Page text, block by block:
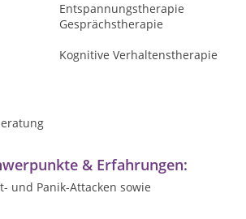
Entspannungstherapie
Gesprächstherapie
Kognitive Verhaltenstherapie
& Erfahrungen:
und Panik-Attacken sowie